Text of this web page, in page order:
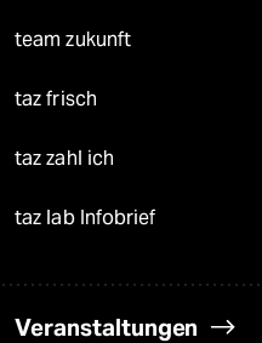
team zukunft
taz frisch
taz zahl ich
taz lab Infobrief
Veranstaltungen